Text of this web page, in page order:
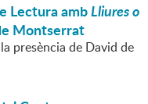
Lectura ambLliures o
Montserrat
presència de David de